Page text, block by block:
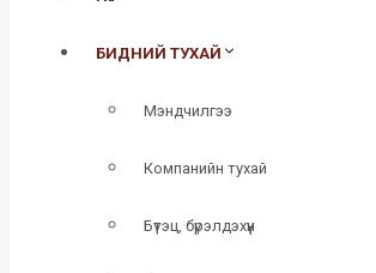
БИДНИЙ ТУХАЙ
Мэндчилгээ
Компанийн тухай
Бүтэц, бүрэлдэхүүн